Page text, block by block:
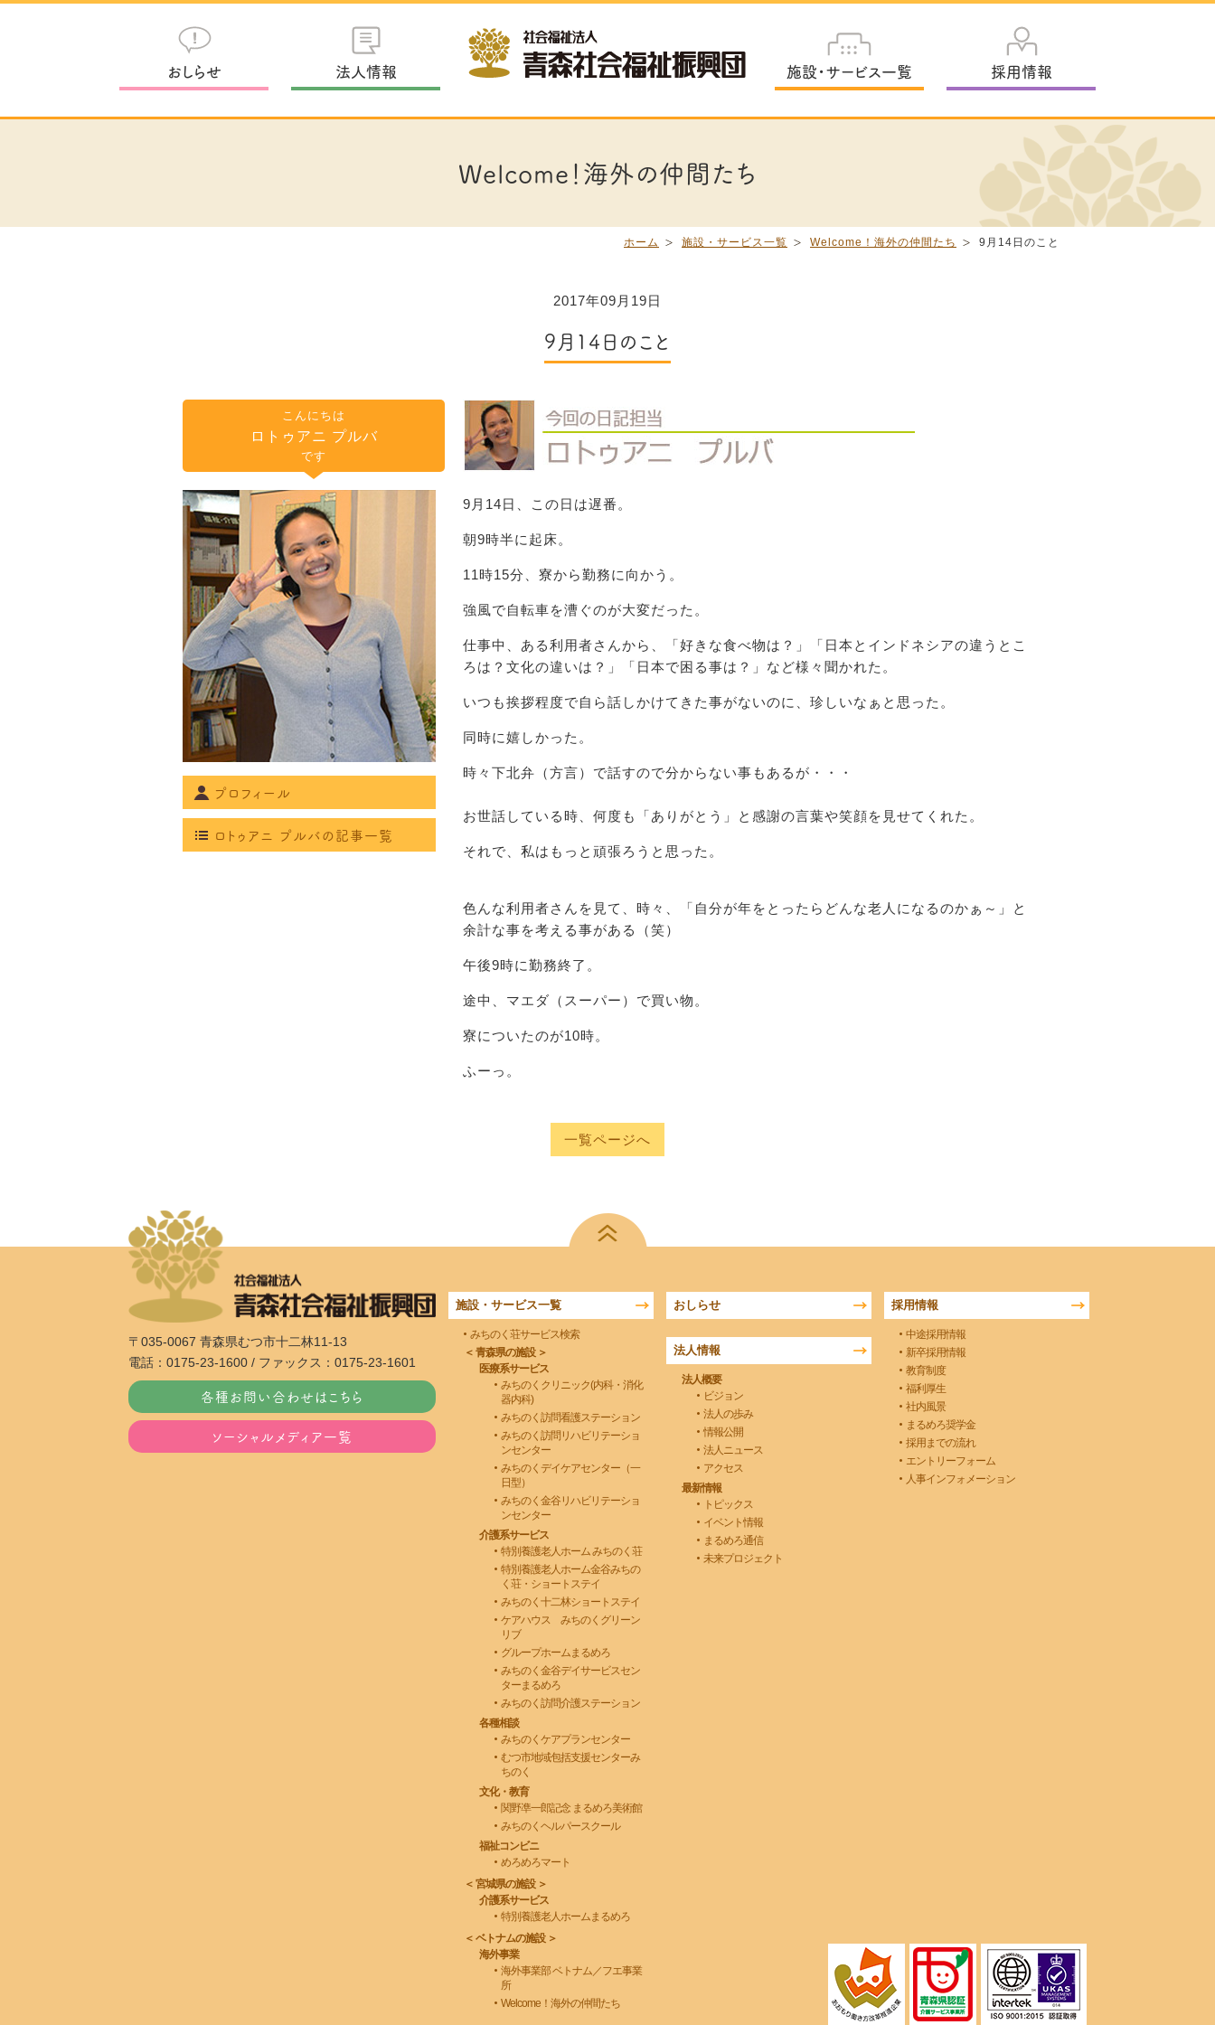
おしらせ 法人情報 施設・サービス一覧 採用情報
Welcome！海外の仲間たち
ホーム 施設・サービス一覧 Welcome！海外の仲間たち 9月14日のこと
2017年09月19日
9月14日のこと
こんにちは
ロトゥアニ プルバ
です
プロフィール
ロトゥアニ プルバの記事一覧
9月14日、この日は遅番。
朝9時半に起床。
11時15分、寮から勤務に向かう。
強風で自転車を漕ぐのが大変だった。
仕事中、ある利用者さんから、「好きな食べ物は？」「日本とインドネシアの違うとこ
ろは？文化の違いは？」「日本で困る事は？」など様々聞かれた。
いつも挨拶程度で自ら話しかけてきた事がないのに、珍しいなぁと思った。
同時に嬉しかった。
時々下北弁（方言）で話すので分からない事もあるが・・・
お世話している時、何度も「ありがとう」と感謝の言葉や笑顔を見せてくれた。
それで、私はもっと頑張ろうと思った。
色んな利用者さんを見て、時々、「自分が年をとったらどんな老人になるのかぁ～」と
余計な事を考える事がある（笑）
午後9時に勤務終了。
途中、マエダ（スーパー）で買い物。
寮についたのが10時。
ふーっ。
一覧ページへ
〒035-0067 青森県むつ市十二林11-13
電話：0175-23-1600 / ファックス：0175-23-1601
各種お問い合わせはこちら
ソーシャルメディア一覧
施設・サービス一覧
みちのく荘サービス検索
＜ 青森県の施設 ＞
医療系サービス
みちのくクリニック(内科・消化
器内科)
みちのく訪問看護ステーション
みちのく訪問リハビリテーショ
ンセンター
みちのくデイケアセンター（一
日型）
みちのく金谷リハビリテーショ
ンセンター
介護系サービス
特別養護老人ホーム みちのく荘
特別養護老人ホーム金谷みちの
く荘・ショートステイ
みちのく十二林ショートステイ
ケアハウス みちのくグリーン
リブ
グループホームまるめろ
みちのく金谷デイサービスセン
ターまるめろ
みちのく訪問介護ステーション
各種相談
みちのくケアプランセンター
むつ市地域包括支援センターみ
ちのく
文化・教育
関野凖一郎記念 まるめろ美術館
みちのくヘルパースクール
福祉コンビニ
めろめろマート
＜ 宮城県の施設 ＞
介護系サービス
特別養護老人ホームまるめろ
＜ ベトナムの施設 ＞
海外事業
海外事業部 ベトナム／フエ事業
所
Welcome！海外の仲間たち
おしらせ
法人情報
法人概要
ビジョン
法人の歩み
情報公開
法人ニュース
アクセス
最新情報
トピックス
イベント情報
まるめろ通信
未来プロジェクト
採用情報
中途採用情報
新卒採用情報
教育制度
福利厚生
社内風景
まるめろ奨学金
採用までの流れ
エントリーフォーム
人事インフォメーション